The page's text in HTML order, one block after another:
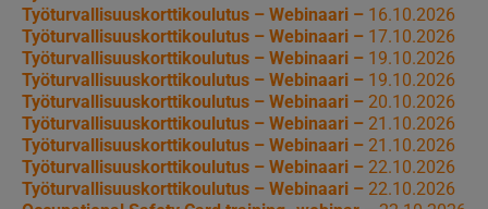
Työturvallisuuskorttikoulutus – Webinaari – 16.10.2026
Työturvallisuuskorttikoulutus – Webinaari – 17.10.2026
Työturvallisuuskorttikoulutus – Webinaari – 19.10.2026
Työturvallisuuskorttikoulutus – Webinaari – 19.10.2026
Työturvallisuuskorttikoulutus – Webinaari – 20.10.2026
Työturvallisuuskorttikoulutus – Webinaari – 21.10.2026
Työturvallisuuskorttikoulutus – Webinaari – 21.10.2026
Työturvallisuuskorttikoulutus – Webinaari – 22.10.2026
Työturvallisuuskorttikoulutus – Webinaari – 22.10.2026